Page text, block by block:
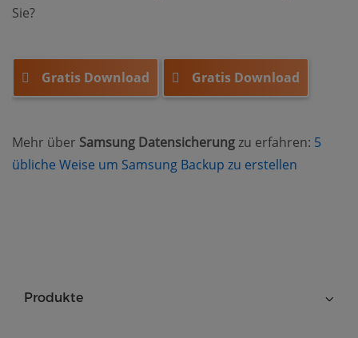
Sie?
Gratis Download Gratis Download
Mehr über Samsung Datensicherungzu erfahren: 5
übliche Weise um Samsung Backup zu erstellen
Produkte